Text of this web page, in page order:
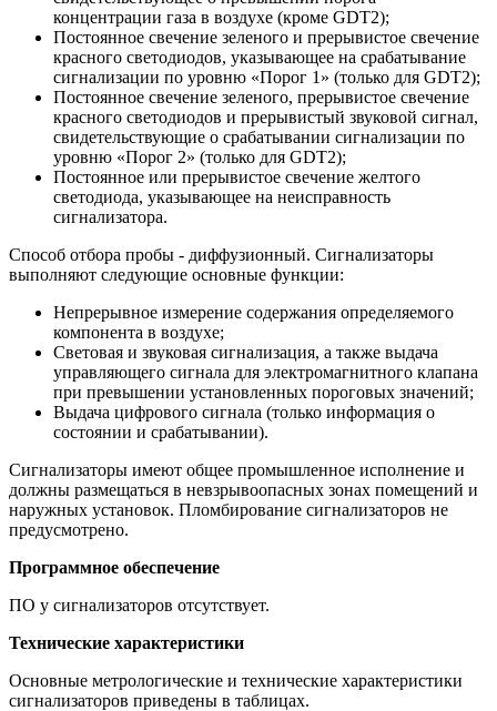
концентрации газа в воздухе (кроме GDT2);
Постоянное свечение зеленого и прерывистое свечение
красного светодиодов, указывающее на срабатывание
сигнализации по уровню «Порог 1» (только для GDT2);
Постоянное свечение зеленого, прерывистое свечение
красного светодиодов и прерывистый звуковой сигнал,
свидетельствующие о срабатывании сигнализации по
уровню «Порог 2» (только для GDT2);
Постоянное или прерывистое свечение желтого
светодиода, указывающее на неисправность
сигнализатора.
Способ отбора пробы - диффузионный. Сигнализаторы
выполняют следующие основные функции:
Непрерывное измерение содержания определяемого
компонента в воздухе;
Световая и звуковая сигнализация, а также выдача
управляющего сигнала для электромагнитного клапана
при превышении установленных пороговых значений;
Выдача цифрового сигнала (только информация о
состоянии и срабатывании).
Сигнализаторы имеют общее промышленное исполнение и
должны размещаться в невзрывоопасных зонах помещений и
наружных установок. Пломбирование сигнализаторов не
предусмотрено.
Программное обеспечение
ПО у сигнализаторов отсутствует.
Технические характеристики
Основные метрологические и технические характеристики
сигнализаторов приведены в таблицах.